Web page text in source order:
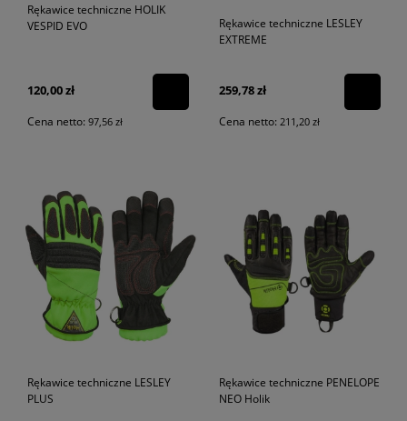
Rękawice techniczne HOLIK
VESPID EVO
120,00 zł
Cena netto: 97,56 zł
Rękawice techniczne LESLEY
EXTREME
259,78 zł
Cena netto: 211,20 zł
Rękawice techniczne LESLEY
PLUS
Rękawice techniczne PENELOPE
NEO Holik